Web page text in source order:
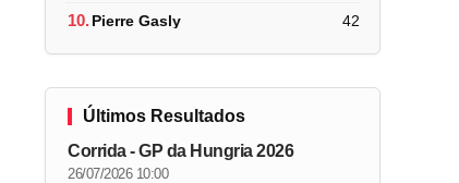
10.Pierre Gasly 42
Últimos Resultados
Corrida - GP da Hungria 2026
26/07/2026 10:00